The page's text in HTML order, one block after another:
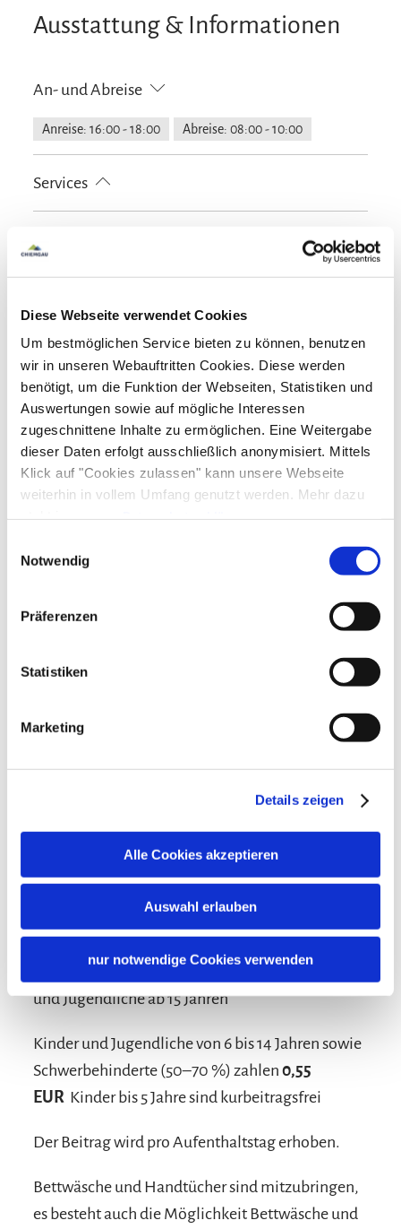
Diese Webseite verwendet Cookies
Um bestmöglichen Service bieten zu können, benutzen
wir in unseren Webauftritten Cookies. Diese werden
benötigt, um die Funktion der Webseiten, Statistiken und
Auswertungen sowie auf mögliche Interessen
zugeschnittene Inhalte zu ermöglichen. Eine Weitergabe
dieser Daten erfolgt ausschließlich anonymisiert. Mittels
Klick auf "Cookies zulassen" kann unsere Webseite
weiterhin in vollem Umfang genutzt werden. Mehr dazu
steht in unserer Datenschutzerklärung.
gelistet.
Notwendig
Präferenzen
Statistiken
Marketing
Details zeigen
Alle Cookies akzeptieren
Auswahl erlauben
nur notwendige Cookies verwenden
Ausstattung & Informationen
An- und Abreise
Anreise: 16:00 - 18:00 Abreise: 08:00 - 10:00
Services
Zahlungsoptionen vor Ort
Ausschließlich Barzahlung
Angeln Bogenschießen
Fahrradtouren
Golfplatz (Entfernung max. 3 km)
Langlaufen
Minigolf
Radfahren Skifahren
Tennisplatz
Tischtennis
Touren zu Fuß
Ausstattung
Spielplatz
kostenloses W-LAN (in der gesamten Unterkunft)
Familienangebote
Kinderspielplatz Schlittenverleih
Frühstück
Richtlinien
Kinder willkommen
Grillmöglichkeit
Deutsch
Besonders ruhige Lage
Konditionen/Extras
pro Person und Nacht für Erwachsene
und Jugendliche ab 15 Jahren
Kinder und Jugendliche von 6 bis 14 Jahren sowie
Schwerbehinderte (50–70 %) zahlen0,55
EUR Kinder bis 5 Jahre sind kurbeitragsfrei
Der Beitrag wird pro Aufenthaltstag erhoben.
Bettwäsche und Handtücher sind mitzubringen,
es besteht auch die Möglichkeit Bettwäsche und